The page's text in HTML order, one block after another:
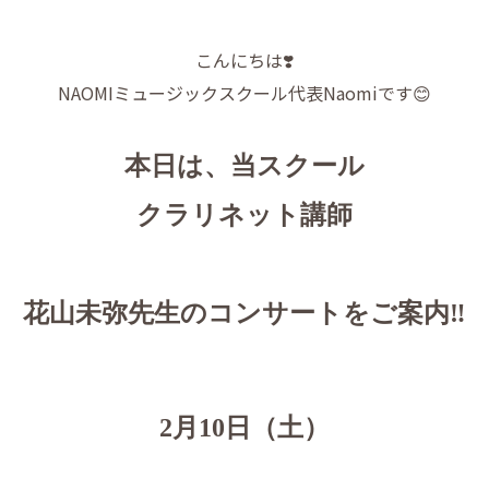
こんにちは❣️
NAOMIミュージックスクール代表Naomiです😊
本日は、当スクール
クラリネット講師
花山未弥先生のコンサートをご案内‼️
2月10日（土）